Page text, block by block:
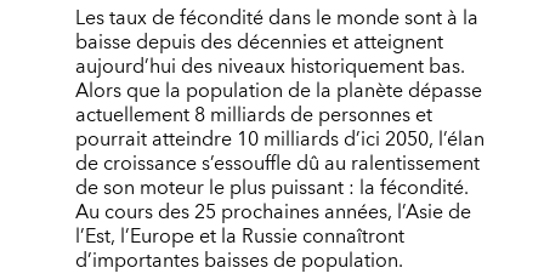
Les taux de fécondité dans le monde sont à la
baisse depuis des décennies et atteignent
aujourd’hui des niveaux historiquement bas.
Alors que la population de la planète dépasse
actuellement 8 milliards de personnes et
pourrait atteindre 10 milliards d’ici 2050, l’élan
de croissance s’essouffle dû au ralentissement
de son moteur le plus puissant : la fécondité.
Au cours des 25 prochaines années, l’Asie de
l’Est, l’Europe et la Russie connaîtront
d’importantes baisses de population.